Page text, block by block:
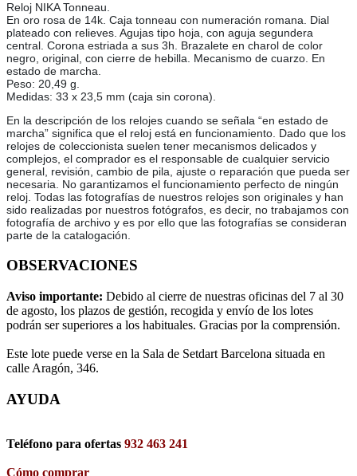
Reloj NIKA Tonneau.
En oro rosa de 14k. Caja tonneau con numeración romana. Dial
plateado con relieves. Agujas tipo hoja, con aguja segundera
central. Corona estriada a sus 3h. Brazalete en charol de color
negro, original, con cierre de hebilla. Mecanismo de cuarzo. En
estado de marcha.
Peso: 20,49 g.
Medidas: 33 x 23,5 mm (caja sin corona).
En la descripción de los relojes cuando se señala “en estado de
marcha” significa que el reloj está en funcionamiento. Dado que los
relojes de coleccionista suelen tener mecanismos delicados y
complejos, el comprador es el responsable de cualquier servicio
general, revisión, cambio de pila, ajuste o reparación que pueda ser
necesaria. No garantizamos el funcionamiento perfecto de ningún
reloj. Todas las fotografías de nuestros relojes son originales y han
sido realizadas por nuestros fotógrafos, es decir, no trabajamos con
fotografía de archivo y es por ello que las fotografías se consideran
parte de la catalogación.
OBSERVACIONES
Aviso importante: Debido al cierre de nuestras oficinas del 7 al 30
de agosto, los plazos de gestión, recogida y envío de los lotes
podrán ser superiores a los habituales. Gracias por la comprensión.
Este lote puede verse en la Sala de Setdart Barcelona situada en
calle Aragón, 346.
AYUDA
Teléfono para ofertas 932 463 241
Cómo comprar